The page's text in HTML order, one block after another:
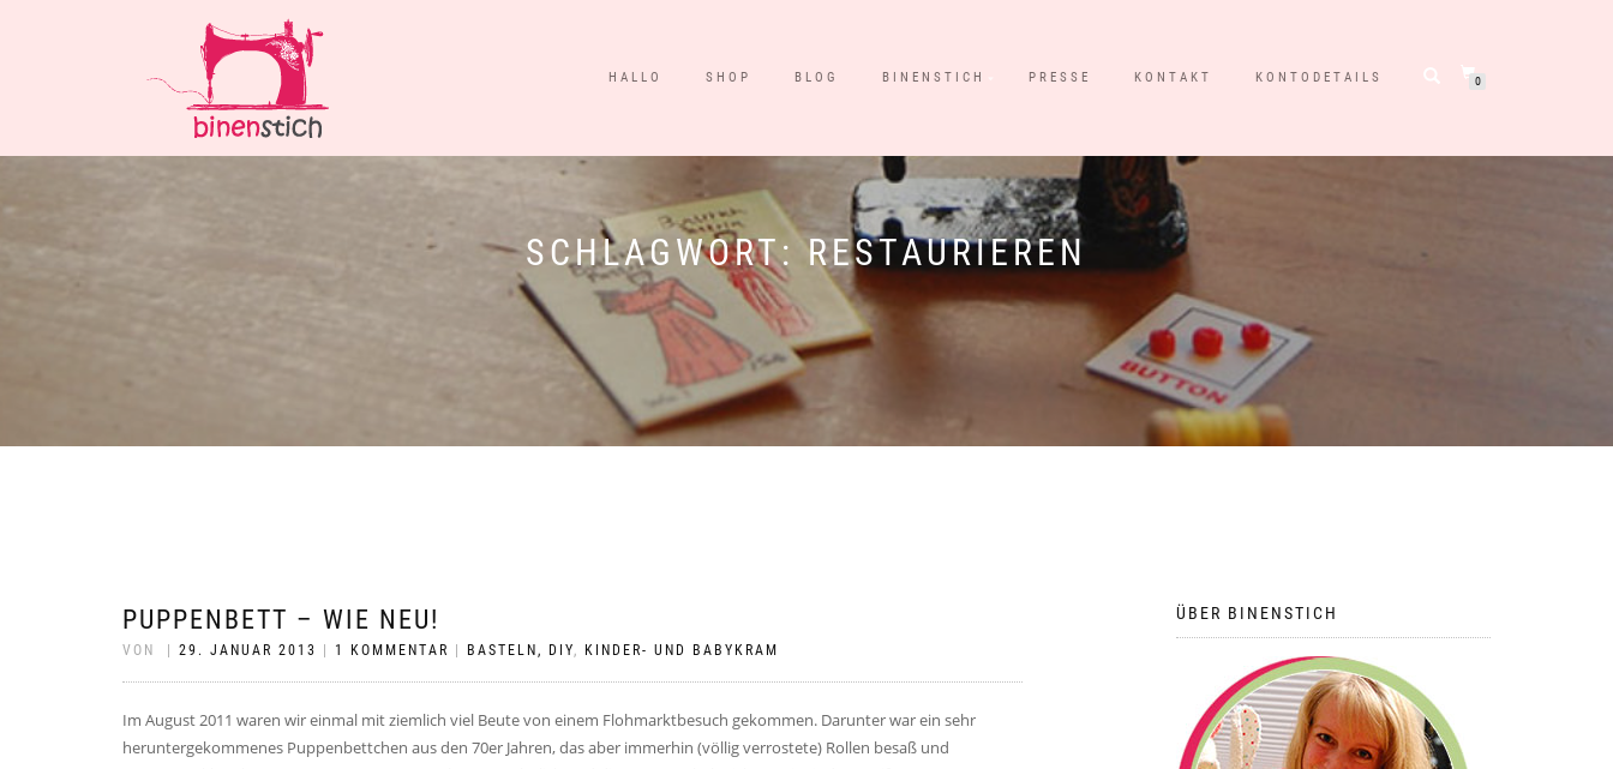
HALLO SHOP BLOG BINENSTICH PRESSE KONTAKT KONTODETAILS 0
SCHLAGWORT:RESTAURIEREN
PUPPENBETT – WIE NEU!
VON 29. JANUAR 2013 1 KOMMENTAR BASTELN, DIY, KINDER- UND BABYKRAM
Im August 2011 waren wir einmal mit ziemlich viel Beute von einem Flohmarktbesuch gekommen. Darunter war ein sehr
heruntergekommenes Puppenbettchen aus den 70er Jahren, das aber immerhin (völlig verrostete) Rollen besaß und
ÜBER BINENSTICH